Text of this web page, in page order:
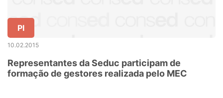
PI
10.02.2015
Representantes da Seduc participam de
formação de gestores realizada pelo MEC